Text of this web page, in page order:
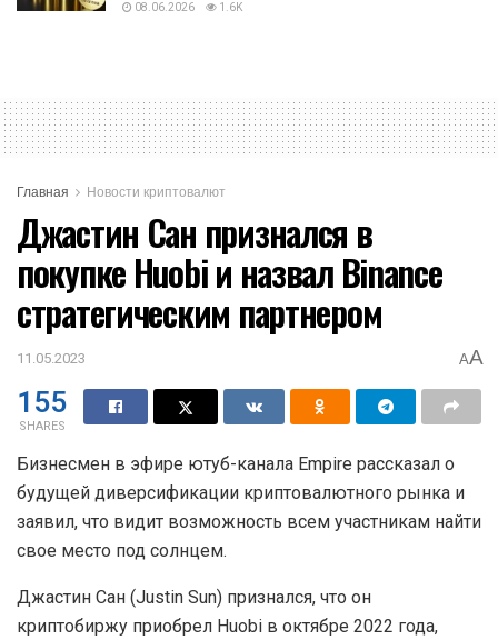
08.06.2026 1.6K
Главная Новости криптовалют
Джастин Сан признался в
покупке Huobi и назвал Binance
стратегическим партнером
11.05.2023 AA
155
SHARES
Бизнесмен в эфире ютуб-канала Empire рассказал о
будущей диверсификации криптовалютного рынка и
заявил, что видит возможность всем участникам найти
свое место под солнцем.
Джастин Сан (Justin Sun) признался, что он
криптобиржу приобрел Huobi в октябре 2022 года,